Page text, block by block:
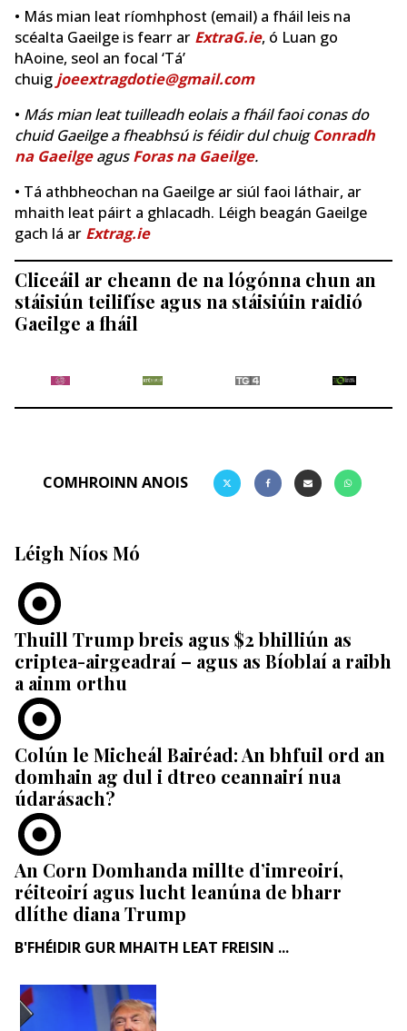
• Más mian leat ríomhphost (email) a fháil leis na
scéalta Gaeilge is fearr ar ExtraG.ie, ó Luan go
hAoine, seol an focal ‘Tá’
chuig joeextragdotie@gmail.com
• Más mian leat tuilleadh eolais a fháil faoi conas do
chuid Gaeilge a fheabhsú is féidir dul chuigConradh
na GaeilgeagusForas na Gaeilge.
• Tá athbheochan na Gaeilge ar siúl faoi láthair, ar
mhaith leat páirt a ghlacadh. Léigh beagán Gaeilge
gach lá ar Extrag.ie
Cliceáil ar cheann de na lógónna chun an
stáisiún teilifíse agus na stáisiúin raidió
Gaeilge a fháil
COMHROINN ANOIS
Léigh Níos Mó
Thuill Trump breis agus $2 bhilliún as
criptea-airgeadraí – agus as Bíoblaí a raibh
a ainm orthu
Colún le Micheál Bairéad: An bhfuil ord an
domhain ag dul i dtreo ceannairí nua
údarásach?
An Corn Domhanda millte d’imreoirí,
réiteoirí agus lucht leanúna de bharr
dlíthe diana Trump
B'FHÉIDIR GUR MHAITH LEAT FREISIN ...